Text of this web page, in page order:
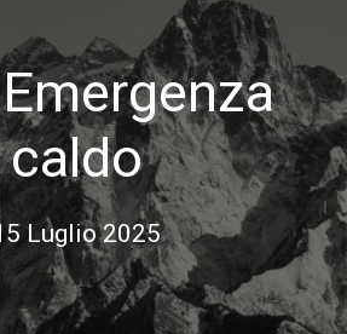
caldo
Luglio 2025